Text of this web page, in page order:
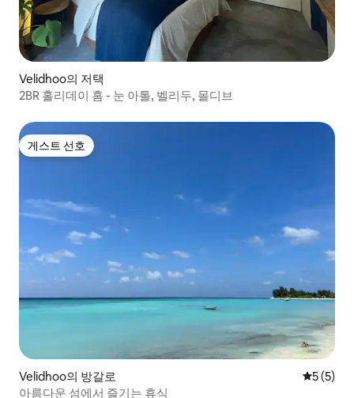
Velidhoo의 저택
2BR 홀리데이 홈 - 눈 아톨, 벨리두, 몰디브
게스트 선호
게스트 선호
Velidhoo의 방갈로 평점 5점
5 (5)
아름다운 섬에서 즐기는 휴식